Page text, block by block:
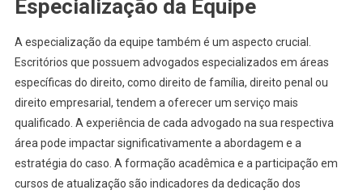
Especialização da Equipe
A especialização da equipe também é um aspecto crucial.
Escritórios que possuem advogados especializados em áreas
específicas do direito, como direito de família, direito penal ou
direito empresarial, tendem a oferecer um serviço mais
qualificado. A experiência de cada advogado na sua respectiva
área pode impactar significativamente a abordagem e a
estratégia do caso. A formação acadêmica e a participação em
cursos de atualização são indicadores da dedicação dos